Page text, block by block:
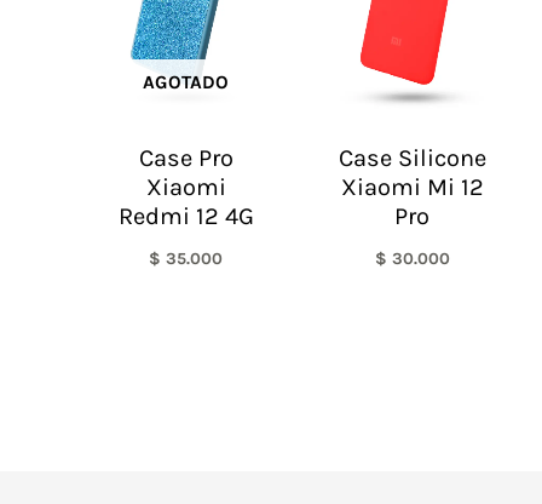
AGOTADO
Case Pro
Xiaomi
Redmi 12 4G
$ 35.000
Case Silicone
Xiaomi Mi 12
Pro
$ 30.000